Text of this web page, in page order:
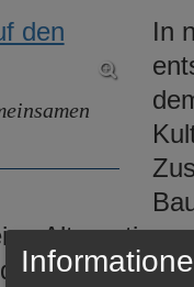
In
Alternative
und setzt